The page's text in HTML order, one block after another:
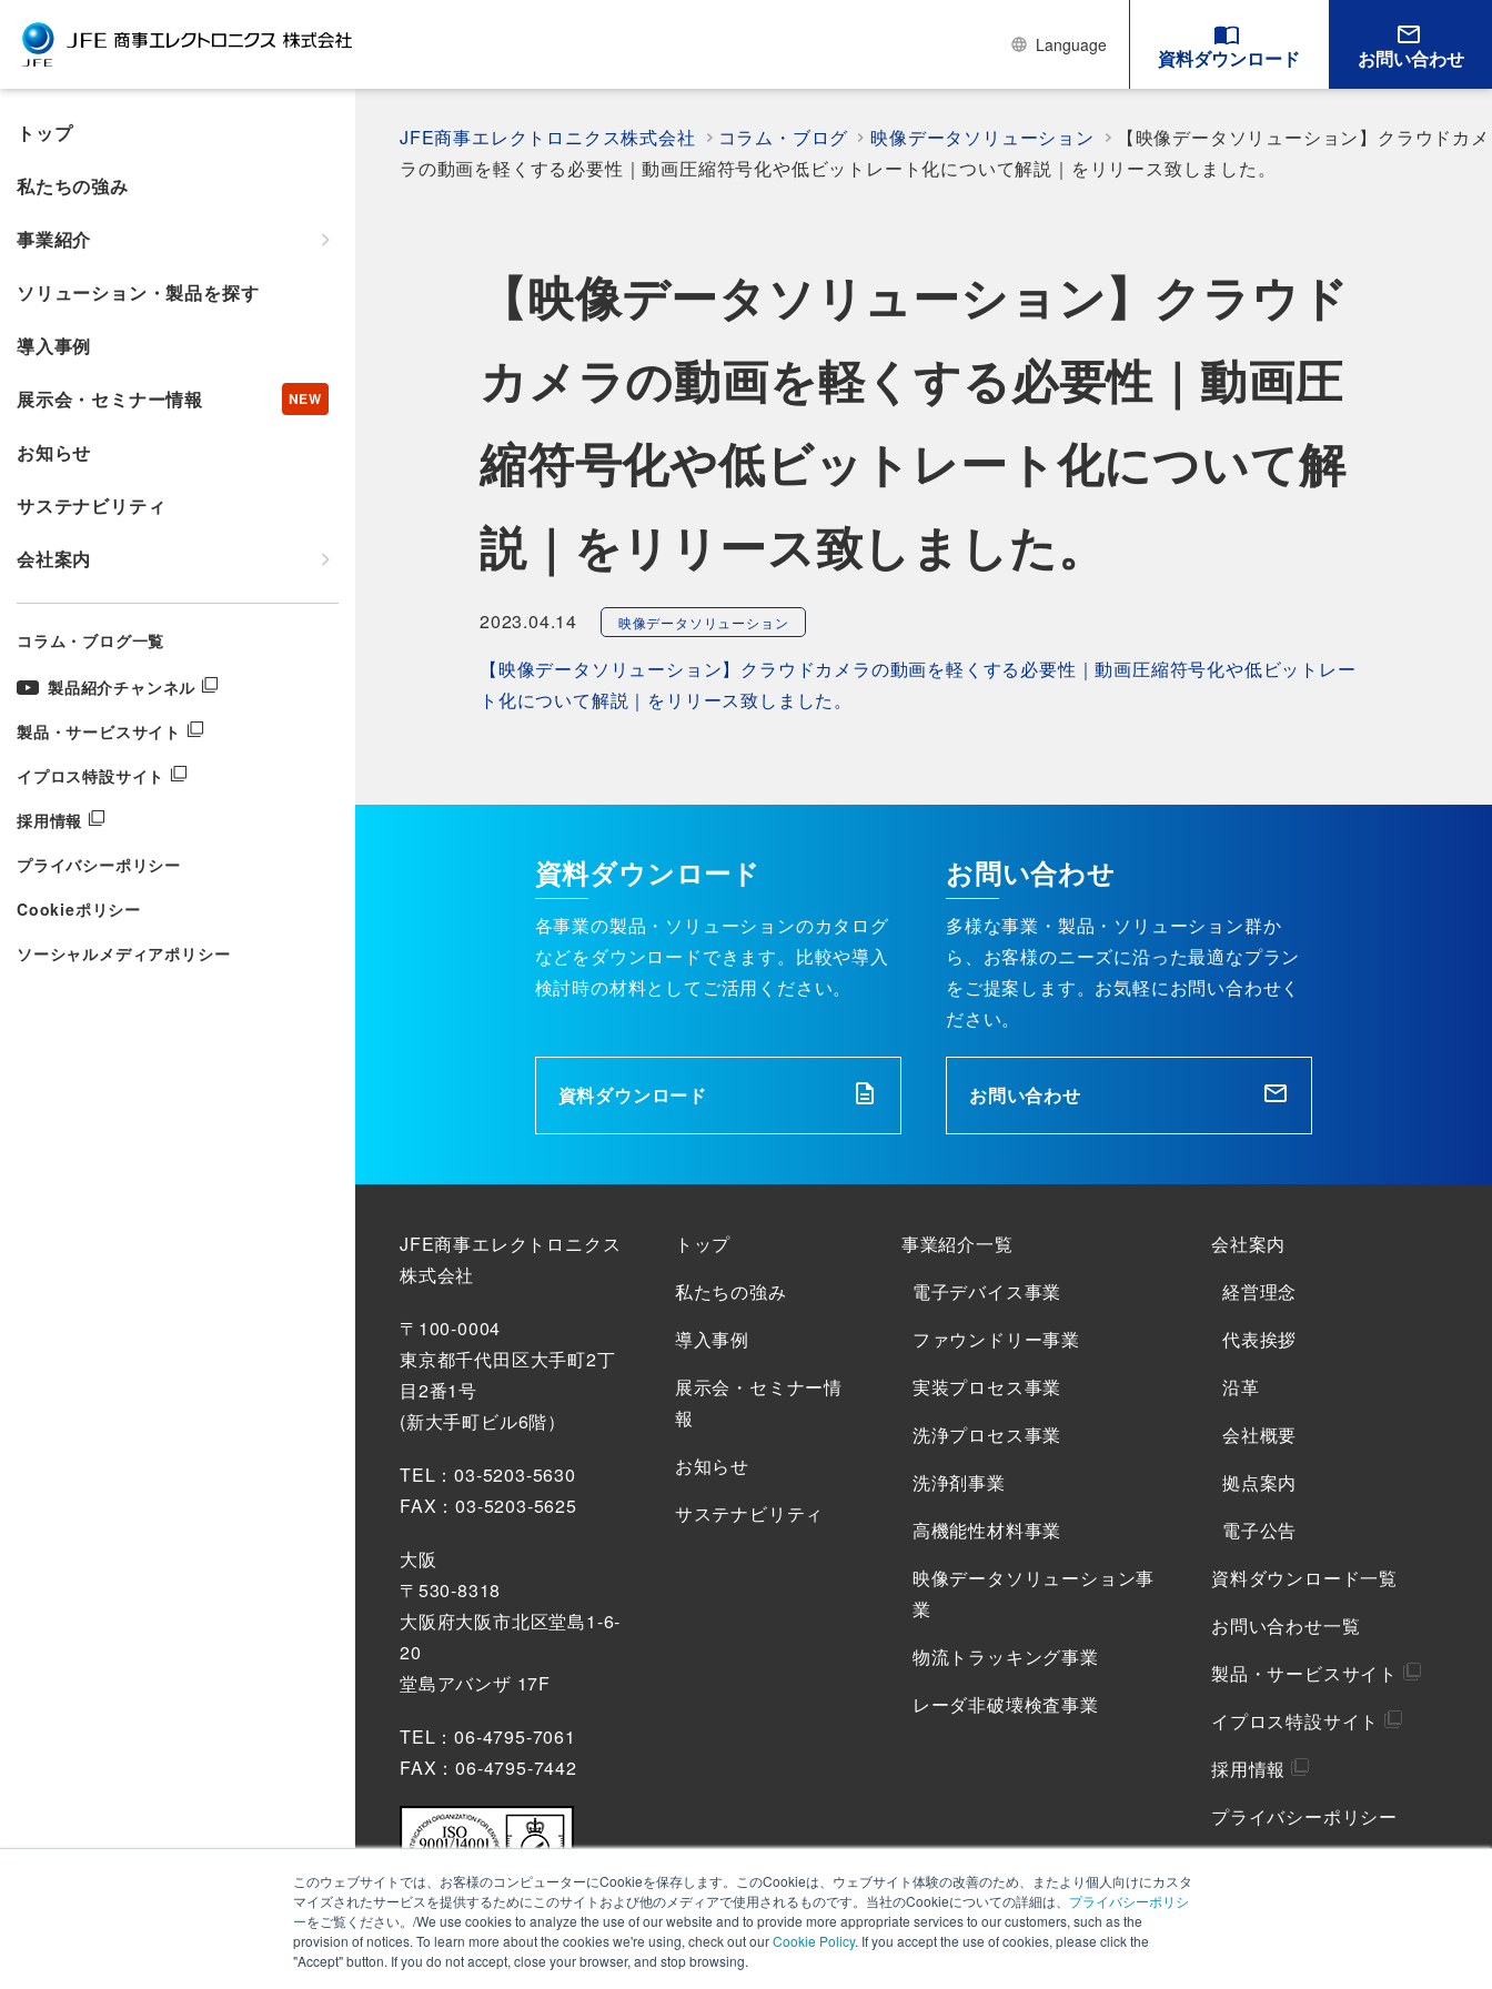
このウェブサイトでは、お客様のコンピューターにCookieを保存します。このCookieは、ウェブサイト体験の改善のため、またより個人向けにカスタ
マイズされたサービスを提供するためにこのサイトおよび他のメディアで使用されるものです。当社のCookieについての詳細は、 プライバシーポリシ
ーをご覧ください。/We use cookies to analyze the use of our website and to provide more appropriate services to our customers, such as the
provision of notices. To learn more about the cookies we're using, check out ourCookie Policy. If you accept the use of cookies, please click the
"Accept" button. If you do not accept, close your browser, and stop browsing.
Language
資料ダウンロード お問い合わせ
トップ
私たちの強み
事業紹介
ソリューション・製品を探す
導入事例
展示会・セミナー情報
お知らせ
サステナビリティ
会社案内
コラム・ブログ一覧
製品紹介チャンネル
製品・サービスサイト
イプロス特設サイト
採用情報
プライバシーポリシー
Cookieポリシー
ソーシャルメディアポリシー
JFE商事エレクトロニクス株式会社 コラム・ブログ 映像データソリューション
【映像データソリューション】クラウドカメ
ラの動画を軽くする必要性｜動画圧縮符号化や低ビットレート化について解説｜をリリース致しました。
【映像データソリューション】クラウド
カメラの動画を軽くする必要性｜動画圧
縮符号化や低ビットレート化について解
説｜をリリース致しました。
2023.04.14 映像データソリューション
【映像データソリューション】クラウドカメラの動画を軽くする必要性｜動画圧縮符号化や低ビットレー
ト化について解説｜をリリース致しました。
資料ダウンロード
各事業の製品・ソリューションのカタログ
などをダウンロードできます。比較や導入
検討時の材料としてご活用ください。
資料ダウンロード
お問い合わせ
多様な事業・製品・ソリューション群か
ら、お客様のニーズに沿った最適なプラン
をご提案します。お気軽にお問い合わせく
ださい。
お問い合わせ
JFE商事エレクトロニクス
株式会社
〒100-0004
東京都千代田区大手町2丁
目2番1号
(新大手町ビル6階）
TEL：03-5203-5630
FAX：03-5203-5625
大阪
〒530-8318
大阪府大阪市北区堂島1-6-
20
堂島アバンザ 17F
TEL：06-4795-7061
FAX：06-4795-7442
トップ
私たちの強み
導入事例
展示会・セミナー情
報
お知らせ
サステナビリティ
事業紹介一覧
電子デバイス事業
ファウンドリー事業
実装プロセス事業
洗浄プロセス事業
洗浄剤事業
高機能性材料事業
映像データソリューション事
業
物流トラッキング事業
レーダ非破壊検査事業
会社案内
経営理念
代表挨拶
沿革
会社概要
拠点案内
電子公告
資料ダウンロード一覧
お問い合わせ一覧
製品・サービスサイト
イプロス特設サイト
採用情報
プライバシーポリシー